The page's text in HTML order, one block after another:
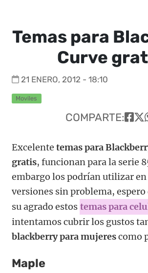
Temas para
Curve
21 ENERO, 2012 - 18:10
Moviles
COMPARTE:
Excelente temas para
gratis, funcionan para la serie
embargo los podrían utilizar
versiones sin problema, espero
su agrado estos temas para
intentamos cubrir los gustos
blackberry para mujerescomo
Maple